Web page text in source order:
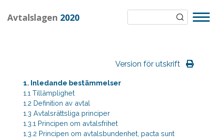
Avtalslagen 2020
Version för utskrift
1. Inledande bestämmelser
1.1 Tillämplighet
1.2 Definition av avtal
1.3 Avtalsrättsliga principer
1.3.1 Principen om avtalsfrihet
1.3.2 Principen om avtalsbundenhet, pacta sunt